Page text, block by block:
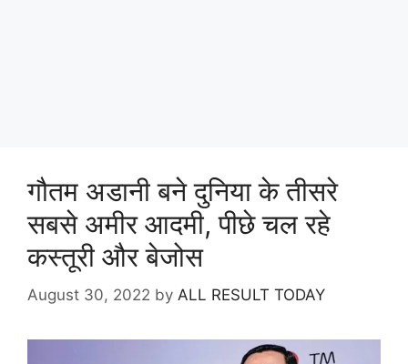
गौतम अडानी बने दुनिया के तीसरे
सबसे अमीर आदमी, पीछे चल रहे
कस्तूरी और बेजोस
August 30, 2022 by ALL RESULT TODAY